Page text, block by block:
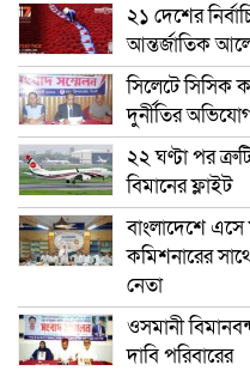
২১ দেশের
আন্তর্জাতিক
সিলেটে সিসিক
দুর্নীতির
২২ ঘণ্টা পর
বিমানের ফ্লাইট
বাংলাদেশে এসে
কমিশনারের
নেতা
ওসমানী
দাবি পরিবারের